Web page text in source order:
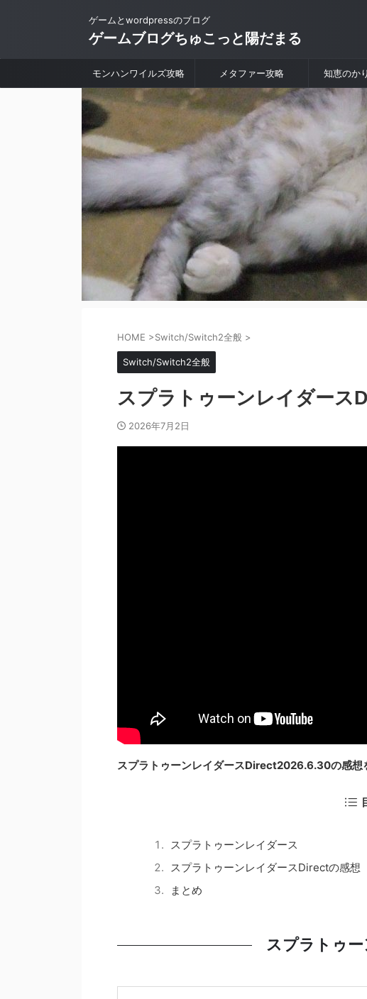
ゲームとwordpressのブログ
ゲームブログちゅこっと陽だまる
モンハンワイルズ攻略 メタファー攻略 知恵のか
HOME >Switch/Switch2全般 >
Switch/Switch2全般
スプラトゥーンレイダース
2026年7月2日
スプラトゥーンレイダースDirect2026.6.30の感想
スプラトゥーンレイダース
スプラトゥーンレイダースDirectの感想
まとめ
スプラトゥ